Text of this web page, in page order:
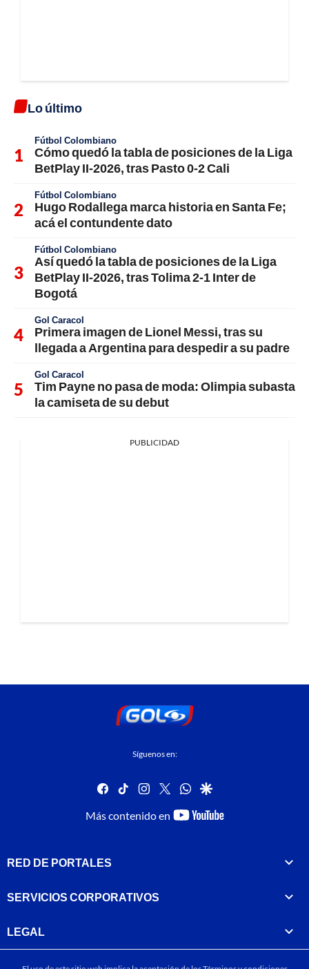
Lo último
Fútbol Colombiano
Cómo quedó la tabla de posiciones de la Liga
BetPlay II-2026, tras Pasto 0-2 Cali
Fútbol Colombiano
Hugo Rodallega marca historia en Santa Fe;
acá el contundente dato
Fútbol Colombiano
Así quedó la tabla de posiciones de la Liga
BetPlay II-2026, tras Tolima 2-1 Inter de
Bogotá
Gol Caracol
Primera imagen de Lionel Messi, tras su
llegada a Argentina para despedir a su padre
Gol Caracol
Tim Payne no pasa de moda: Olimpia subasta
la camiseta de su debut
PUBLICIDAD
Síguenos en:
facebook
tiktok instagram
twitterwhatsapp
google
Más contenido en
youtube-
RED DE PORTALES
SERVICIOS CORPORATIVOS
LEGAL